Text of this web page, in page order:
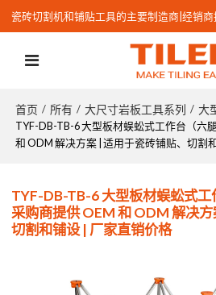
瓷砖切割机和铺贴工具的主要制造商|经销
首页 / 所有 / 大尺寸岩板工具系列 / 大
TYF-DB-TB-6 大型板材蜈蚣式工作台（六
和 ODM 解决方案 | 适用于瓷砖铺贴、切割
TYF-DB-TB-6 大型板材蜈蚣式工
采购商提供 OEM 和 ODM 解决方
切割和铺设 | 厂家直销价格